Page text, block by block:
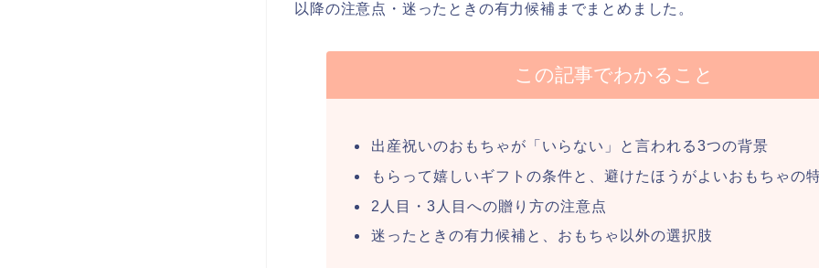
以降の注意点・迷ったときの有力候補までまとめました。
この記事でわかること
出産祝いのおもちゃが「いらない」と言われる3つの背景
もらって嬉しいギフトの条件と、避けたほうがよいおもちゃの
2人目・3人目への贈り方の注意点
迷ったときの有力候補と、おもちゃ以外の選択肢